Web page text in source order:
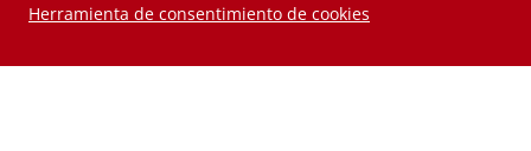
Herramienta de consentimiento de cookies